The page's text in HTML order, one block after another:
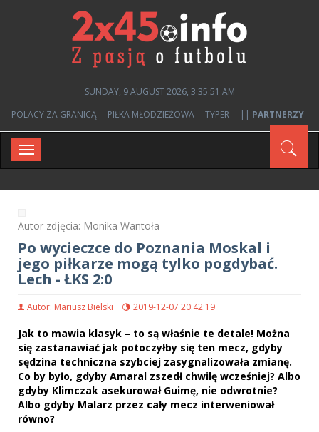
SUNDAY, 9 AUGUST 2026, 3:35:51 AM
POLACY ZA GRANICĄ
PIŁKA MŁODZIEŻOWA TYPER || PARTNERZY
Toggle
navigation
Autor zdjęcia: Monika Wantoła
Po wycieczce do Poznania Moskal i
jego piłkarze mogą tylko pogdybać.
Lech - ŁKS 2:0
Autor: Mariusz Bielski 2019-12-07 20:42:19
Jak to mawia klasyk – to są właśnie te detale! Można
się zastanawiać jak potoczyłby się ten mecz, gdyby
sędzina techniczna szybciej zasygnalizowała zmianę.
Co by było, gdyby Amaral zszedł chwilę wcześniej? Albo
gdyby Klimczak asekurował Guimę, nie odwrotnie?
Albo gdyby Malarz przez cały mecz interweniował
równo?